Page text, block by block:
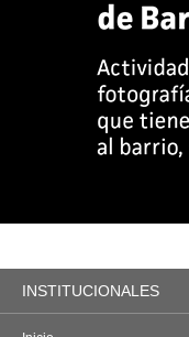
INSTITUCIONALES